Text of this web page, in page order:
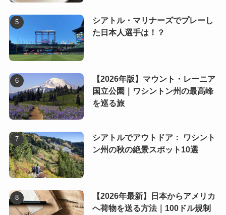
シアトル・マリナーズでプレーし
た日本人選手は！？
【2026年版】マウント・レーニア
国立公園｜ワシントン州の最高峰
を巡る旅
シアトルでアウトドア： ワシント
ン州の秋の絶景スポット10選
【2026年最新】日本からアメリカ
へ荷物を送る方法｜100ドル規制